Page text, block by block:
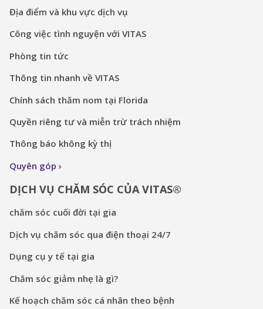
Địa điểm và khu vực dịch vụ
Công việc tình nguyện với VITAS
Phòng tin tức
Thông tin nhanh về VITAS
Chính sách thăm nom tại Florida
Quyền riêng tư và miễn trừ trách nhiệm
Thông báo không kỳ thị
Quyên góp
DỊCH VỤ CHĂM SÓC CỦA VITAS®
chăm sóc cuối đời tại gia
Dịch vụ chăm sóc qua điện thoại 24/7
Dụng cụ y tế tại gia
Chăm sóc giảm nhẹ là gì?
Kế hoạch chăm sóc cá nhân theo bệnh